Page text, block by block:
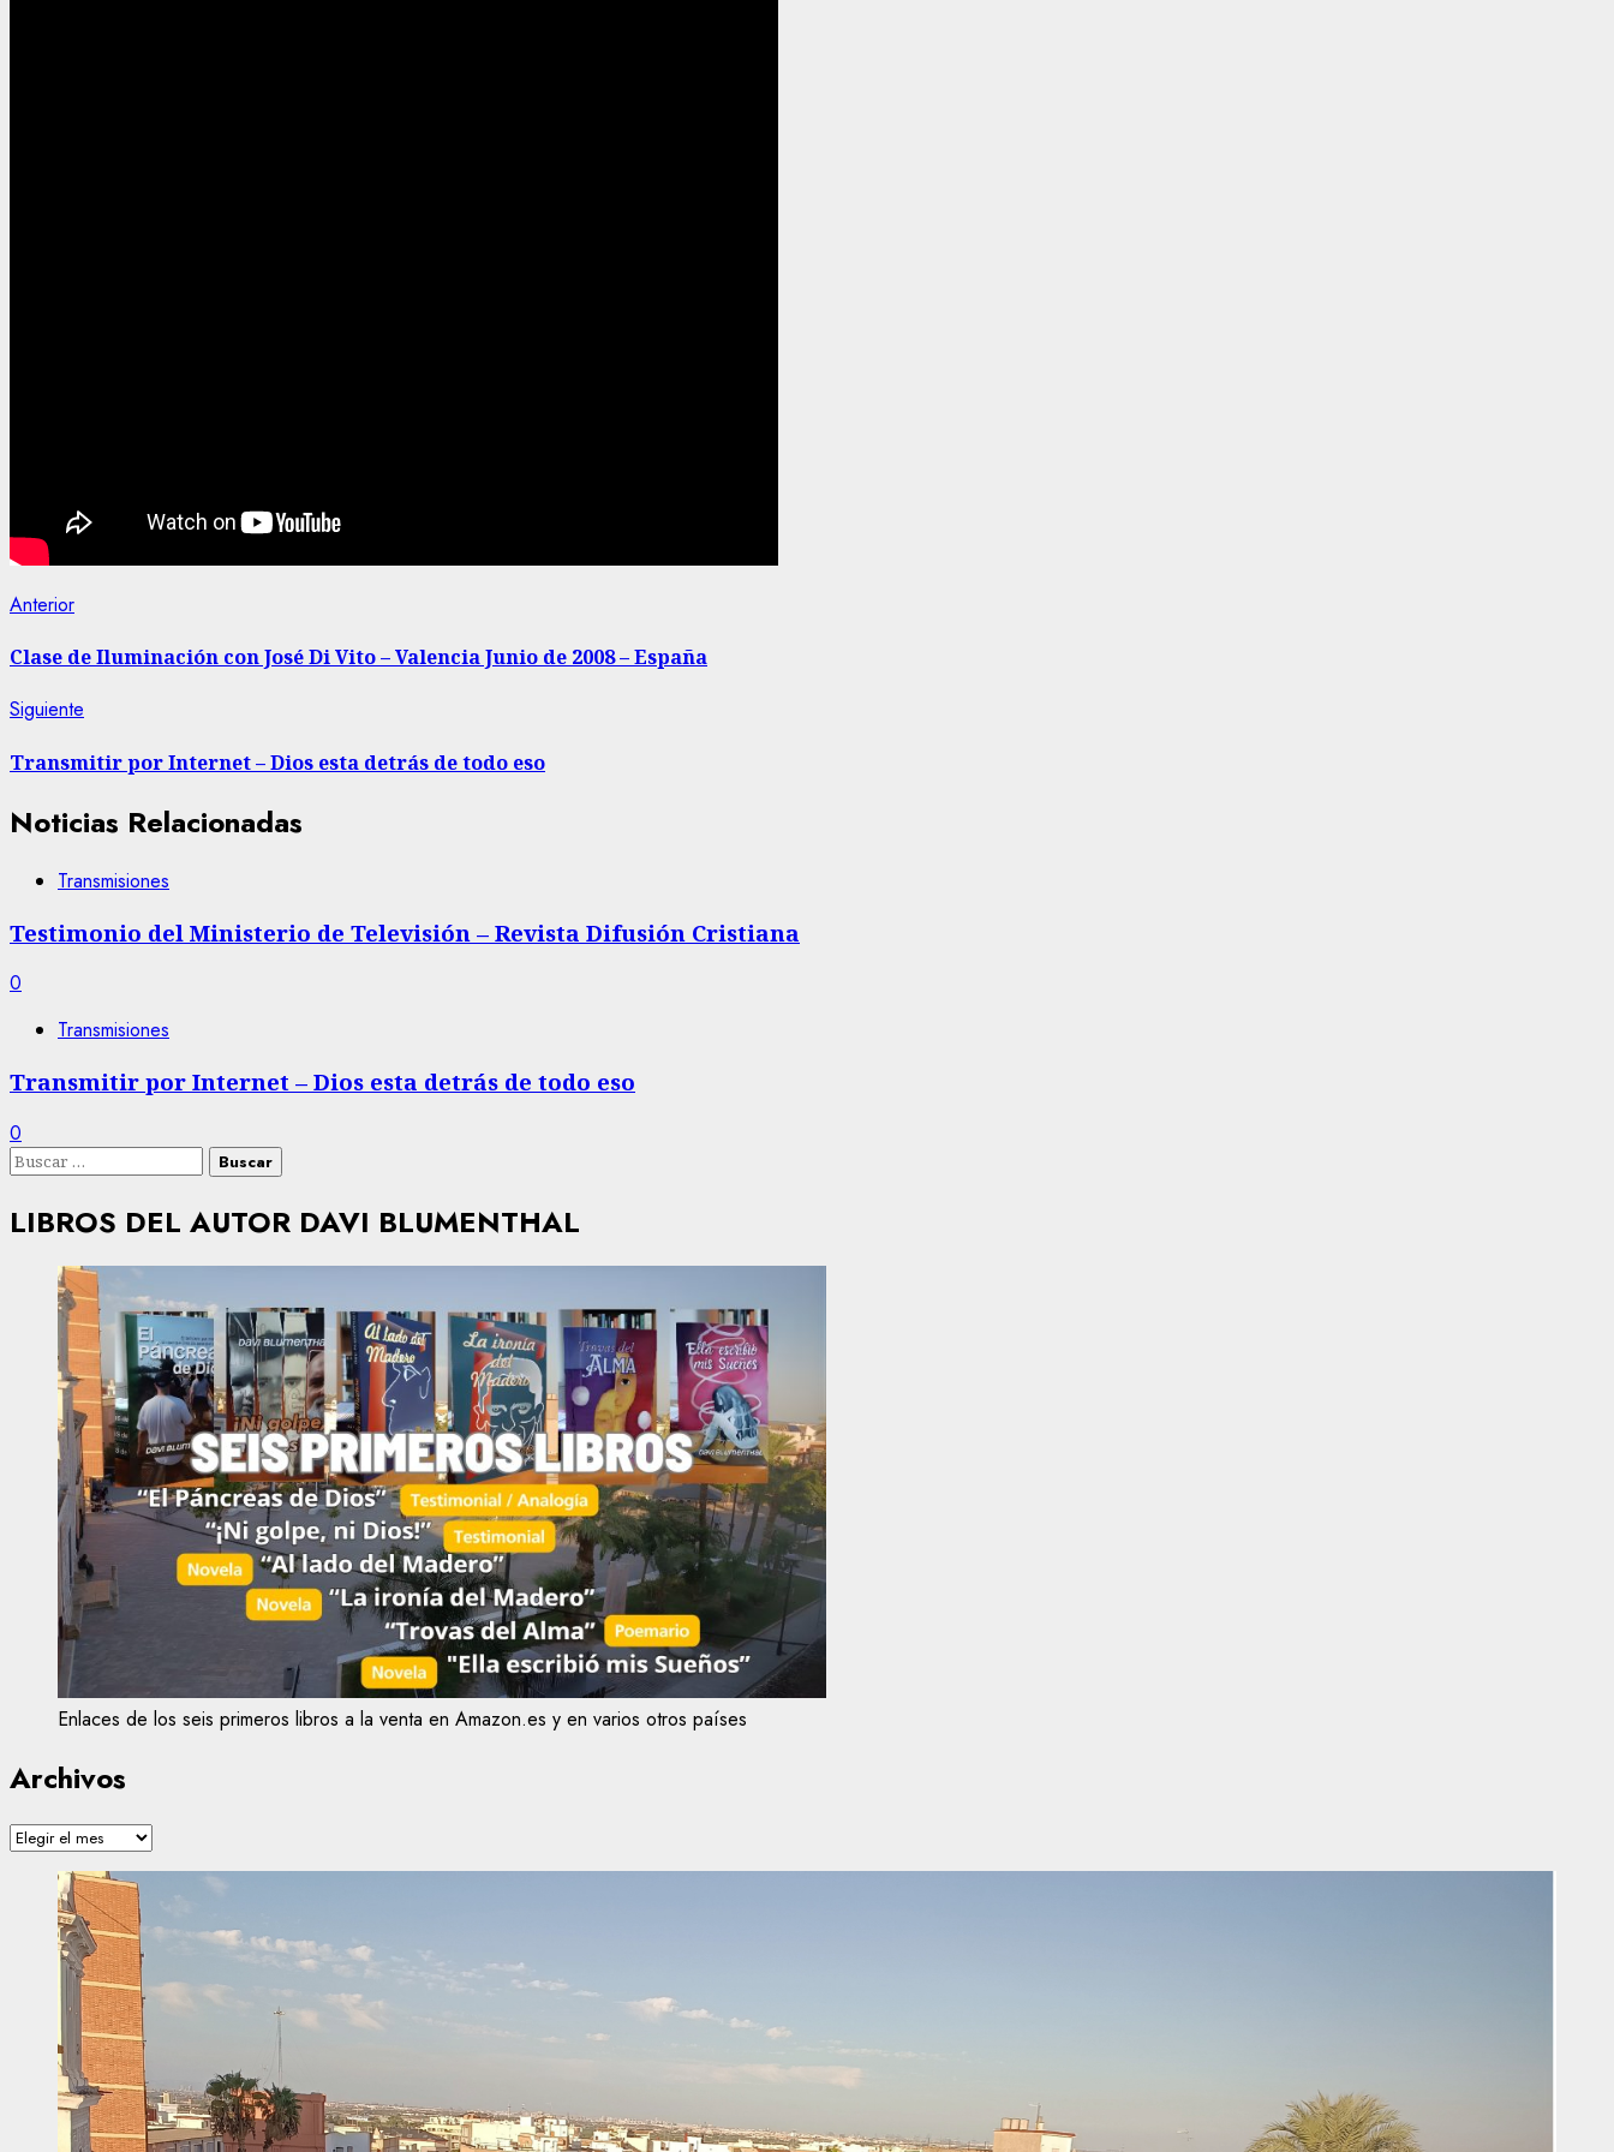
Navegación
de
entradas
AnteriorEntrada
Clase de Iluminación con José Di Vito – Valencia Junio de 2008 – España
Siguiente
Transmitir por Internet – Dios esta detrás de todo eso
Noticias Relacionadas
Transmisiones
Testimonio del Ministerio de Televisión – Revista Difusión Cristiana
0
Transmisiones
Transmitir por Internet – Dios esta detrás de todo eso
0
Buscar:
LIBROS DEL AUTOR DAVI BLUMENTHAL
Enlaces de los seis primeros libros a la venta en Amazon.es y en varios otros países
Archivos
Archivos